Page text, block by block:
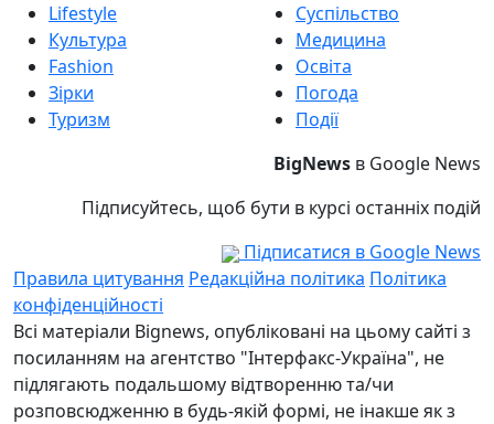
Lifestyle
Культура
Fashion
Зірки
Туризм
Суспільство
Медицина
Освіта
Погода
Події
BigNews в Google News
Підписуйтесь, щоб бути в курсі останніх подій
Підписатися в Google News
Правила цитування Редакційна політика Політика
конфіденційності
Всі матеріали Bignews, опубліковані на цьому сайті з
посиланням на агентство "Інтерфакс-Україна", не
підлягають подальшому відтворенню та/чи
розповсюдженню в будь-якій формі, не інакше як з